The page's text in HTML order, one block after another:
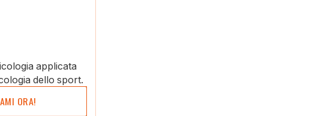
applicata
dello sport.
ORA!